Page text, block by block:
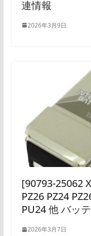
連情報
2026年3月9日
[90793-25062
PZ26 PZ24
PU24 他 バッ
2026年3月7日